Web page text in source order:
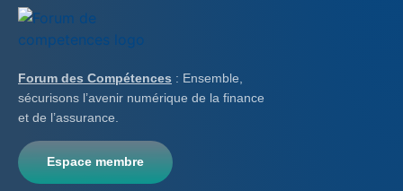
Forum des Compétences : Ensemble,
sécurisons l’avenir numérique de la finance
et de l’assurance.
Espace membre